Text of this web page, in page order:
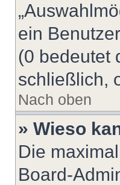
ein
(0 bedeutet
schließlich,
Nach oben
» Wieso
Die
Board-